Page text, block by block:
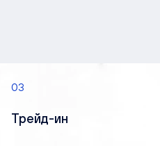
03
Трейд-ин